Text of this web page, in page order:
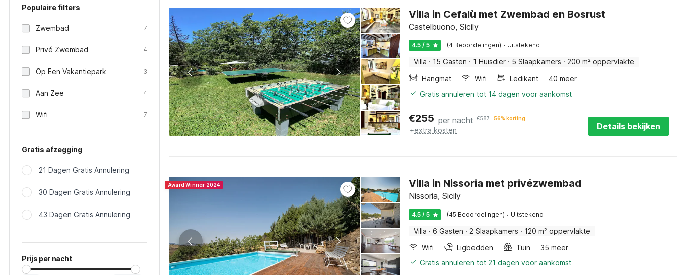
Populaire filters
Zwembad 7
Privé Zwembad 4
Op Een Vakantiepark 3
Aan Zee 4
Wifi 7
Gratis afzegging
21 Dagen Gratis Annulering
30 Dagen Gratis Annulering
43 Dagen Gratis Annulering
Prijs per nacht
Villa in Cefalù met Zwembad en Bosrust
Castelbuono, Sicily
4.5 / 5 (4 Beoordelingen) · Uitstekend
Villa · 15 Gasten · 1 Huisdier · 5 Slaapkamers · 200 m² oppervlakte
Hangmat
Wifi Ledikant
40 meer
Gratis annuleren tot 14 dagen voor aankomst
€255 per nacht €587 56% korting
+extra kosten Details bekijken
Award Winner 2024 Villa in Nissoria met privézwembad
Nissoria, Sicily
4.5 / 5 (45 Beoordelingen) · Uitstekend
Villa · 6 Gasten · 2 Slaapkamers · 120 m² oppervlakte
Wifi
Ligbedden Tuin
35 meer
Gratis annuleren tot 21 dagen voor aankomst